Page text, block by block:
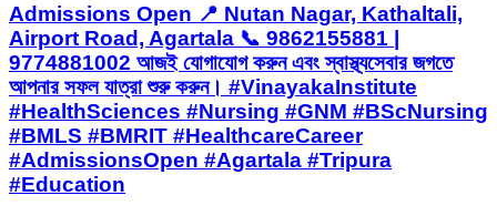
Admissions Open 📍 Nutan Nagar, Kathaltali,
Airport Road, Agartala 📞 9862155881 |
9774881002 আজই যোগাযোগ করুন এবং স্বাস্থ্যসেবার জগতে
আপনার সফল যাত্রা শুরু করুন। #VinayakaInstitute
#HealthSciences #Nursing #GNM #BScNursing
#BMLS #BMRIT #HealthcareCareer
#AdmissionsOpen #Agartala #Tripura
#Education